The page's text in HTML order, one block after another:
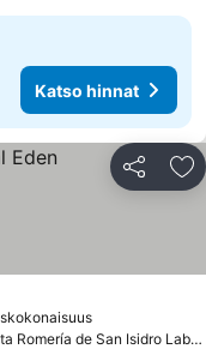
Katso hinnat
Jaa
2.8 km kohteesta Romería de San Isidro Labrador